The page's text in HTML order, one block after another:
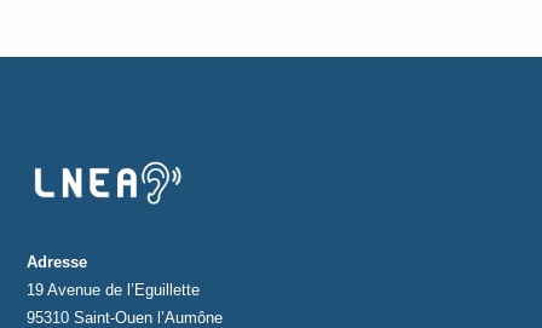
Adresse
19 Avenue de l’Eguillette
95310 Saint-Ouen l’Aumône